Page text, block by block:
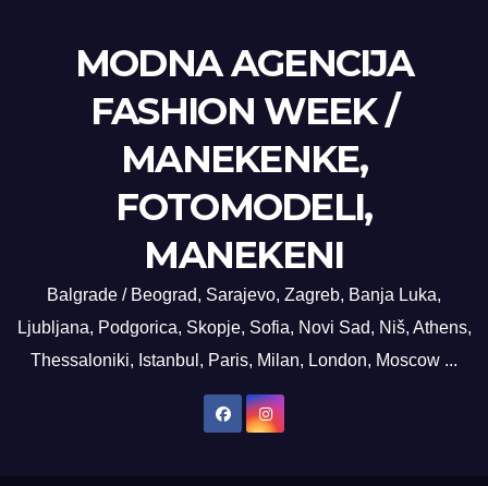
MODNA AGENCIJA
FASHION WEEK /
MANEKENKE,
FOTOMODELI,
MANEKENI
Balgrade / Beograd, Sarajevo, Zagreb, Banja Luka,
Ljubljana, Podgorica, Skopje, Sofia, Novi Sad, Niš, Athens,
Thessaloniki, Istanbul, Paris, Milan, London, Moscow ...